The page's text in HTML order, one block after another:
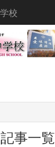
校
事一覧